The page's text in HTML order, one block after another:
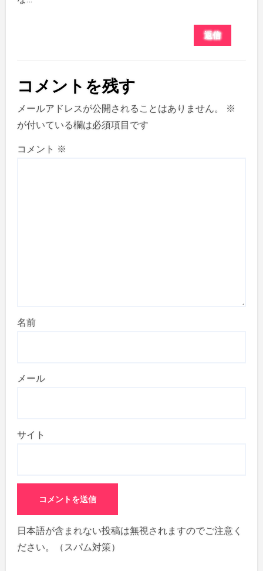
返信
コメントを残す
メールアドレスが公開されることはありません。
※
が付いている欄は必須項目です
コメント ※
名前
メール
サイト
日本語が含まれない投稿は無視されますのでご注意く
ださい。（スパム対策）